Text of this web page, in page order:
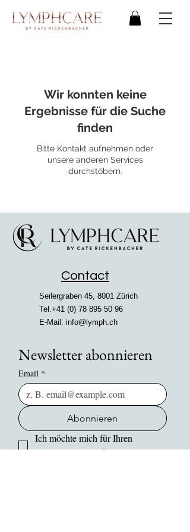
Wir konnten keine
Ergebnisse für die Suche
finden
Bitte Kontakt aufnehmen oder
unsere anderen Services
durchstöbern.
Contact
Seilergraben 45, 8001 Zürich
Tel.+41 (0) 78 895 50 96
E-Mail: info@lymph.ch
Newsletter abonnieren
Email *
Abonnieren
Ich möchte mich für Ihren
Newsletter anmelden